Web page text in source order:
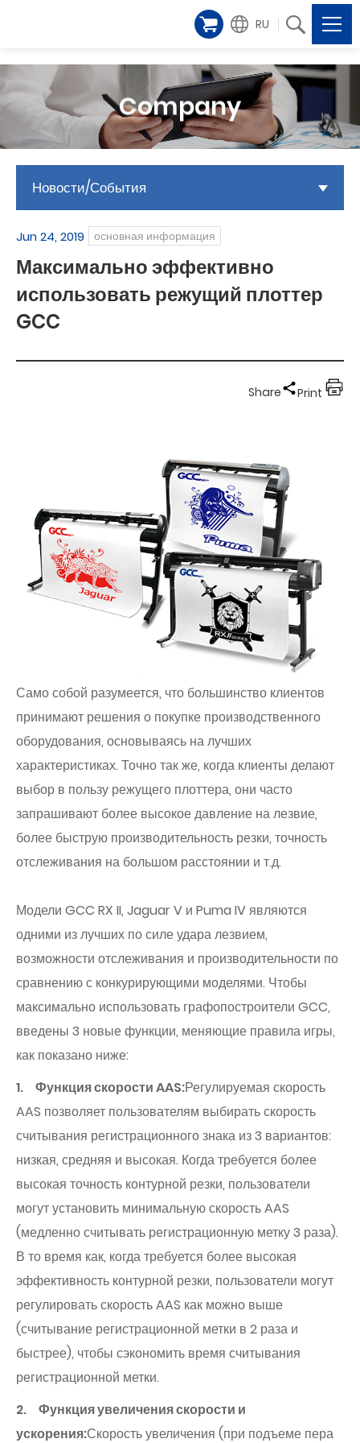
RU
Company
Новости/События
Jun 24, 2019 основная информация
Максимально эффективно
использовать режущий плоттер
GCC
Share Print
Само собой разумеется, что большинство клиентов
принимают решения о покупке производственного
оборудования, основываясь на лучших
характеристиках. Точно так же, когда клиенты делают
выбор в пользу режущего плоттера, они часто
запрашивают более высокое давление на лезвие,
более быструю производительность резки, точность
отслеживания на большом расстоянии и т.д.
Модели GCC RX II, Jaguar V и Puma IV являются
одними из лучших по силе удара лезвием,
возможности отслеживания и производительности по
сравнению с конкурирующими моделями. Чтобы
максимально использовать графопостроители GCC,
введены 3 новые функции, меняющие правила игры,
как показано ниже:
1. Функция скорости AAS:Регулируемая скорость
AAS позволяет пользователям выбирать скорость
считывания регистрационного знака из 3 вариантов:
низкая, средняя и высокая. Когда требуется более
высокая точность контурной резки, пользователи
могут установить минимальную скорость AAS
(медленно считывать регистрационную метку 3 раза).
В то время как, когда требуется более высокая
эффективность контурной резки, пользователи могут
регулировать скорость AAS как можно выше
(считывание регистрационной метки в 2 раза и
быстрее), чтобы сэкономить время считывания
регистрационной метки.
2. Функция увеличения скорости и
ускорения:Скорость увеличения (при подъеме пера